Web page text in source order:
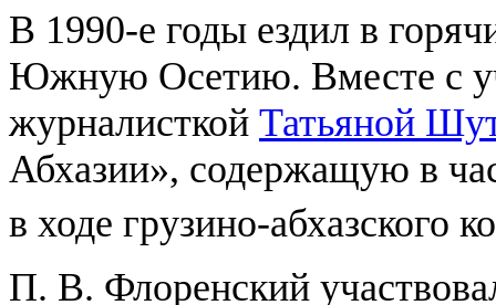
В 1990-е годы ездил в
Южную Осетию. Вместе с
журналисткой Татьяной
Абхазии», содержащую в
в ходе грузино-абхазского
П. В. Флоренский